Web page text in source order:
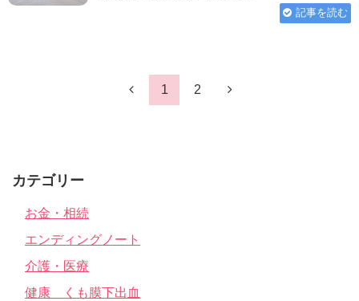
記事を読む
1 2
カテゴリー
お金・相続
エンディングノート
介護・医療
健康 くも膜下出血